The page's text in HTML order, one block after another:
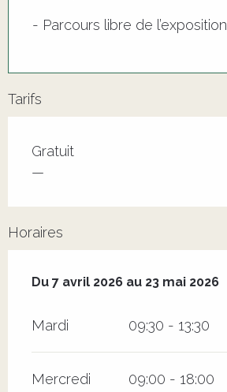
- Parcours libre de l’exposition
Tarifs
Tarifs 2026
Gratuit
—
Horaires
Du 7 avril 2026 au 23 mai 2026
Du 7 avril 2026 au 23 mai 2026
Mardi 09:30 - 13:30
Mercredi 09:00 - 18:00